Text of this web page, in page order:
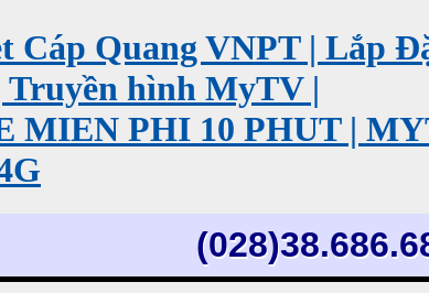
Cáp Quang VNPT | Lắp
hình MyTV |
MIEN PHI 10 PHUT |